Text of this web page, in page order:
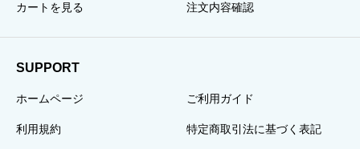
カートを見る 注文内容確認
SUPPORT
ホームページ ご利用ガイド
利用規約 特定商取引法に基づく表記